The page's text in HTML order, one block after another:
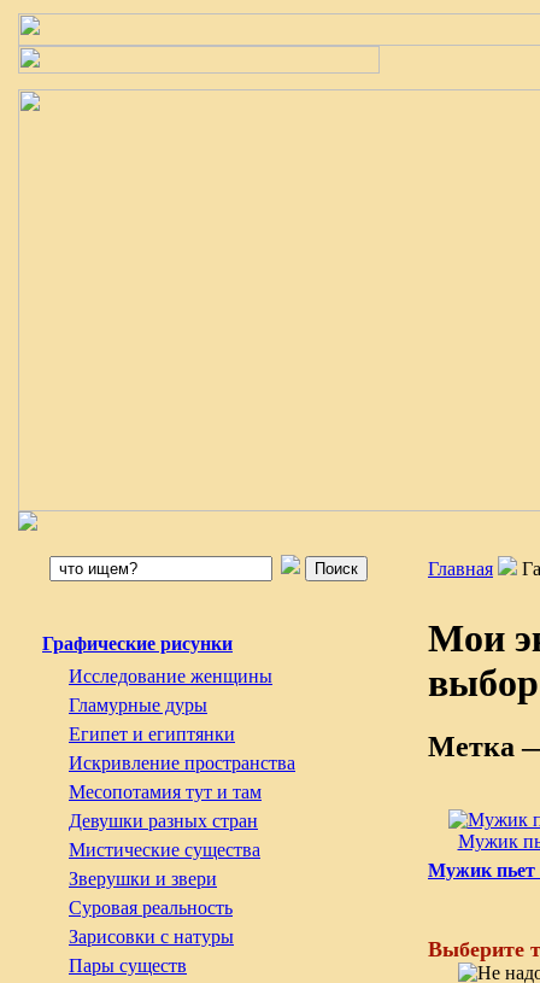
Графические рисунки
Исследование женщины
Гламурные дуры
Египет и египтянки
Искривление пространства
Месопотамия тут и там
Девушки разных стран
Мистические существа
Зверушки и звери
Суровая реальность
Зарисовки с натуры
Пары существ
Главная
Мои
Метка
Мужик
Мужик
Выберите